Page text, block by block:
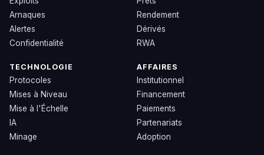
Arnaques
Alertes
Confidentialité
Rendement
Dérivés
RWA
TECHNOLOGIE
Protocoles
Mises à Niveau
Mise à l'Échelle
IA
Minage
AFFAIRES
Institutionnel
Financement
Paiements
Partenariats
Adoption